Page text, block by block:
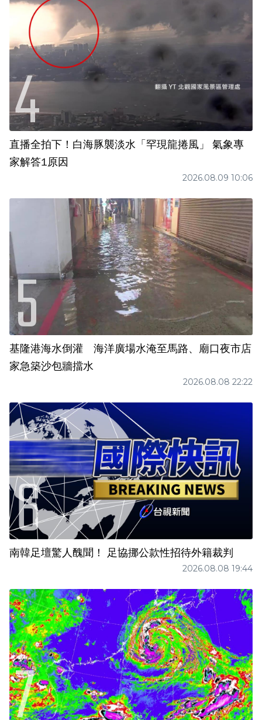
直播全拍下！白海豚襲淡水「罕現龍捲風」 氣象專
家解答1原因
2026.08.09 10:06
基隆港海水倒灌 海洋廣場水淹至馬路、廟口夜市店
家急築沙包牆擋水
2026.08.08 22:22
南韓足壇驚人醜聞！ 足協挪公款性招待外籍裁判
2026.08.08 19:44